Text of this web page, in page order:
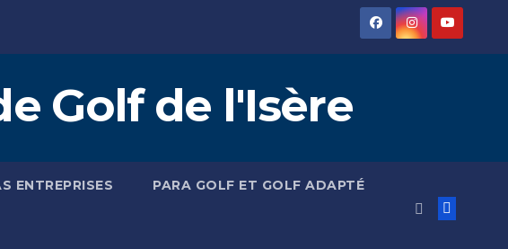
Golf de l'Isère
ENTREPRISES PARA GOLF ET GOLF ADAPTÉ